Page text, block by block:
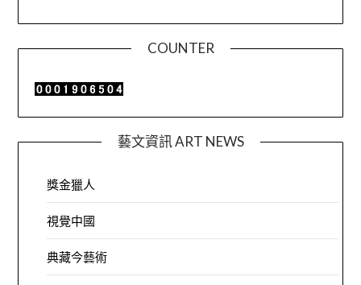
COUNTER
藝文資訊 ART NEWS
獎金獵人
視覺中國
典藏今藝術